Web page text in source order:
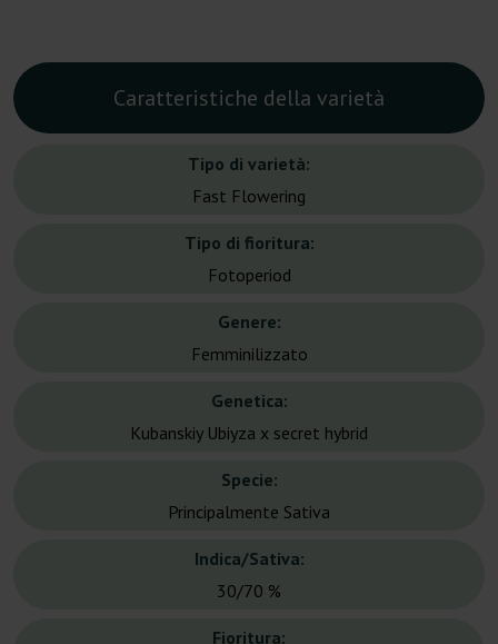
Caratteristiche della varietà
Tipo di varietà:
Fast Flowering
Tipo di fioritura:
Fotoperiod
Genere:
Femminilizzato
Genetica:
Kubanskiy Ubiyza x secret hybrid
Specie:
Principalmente Sativa
Indica/Sativa:
30/70 %
Fioritura: